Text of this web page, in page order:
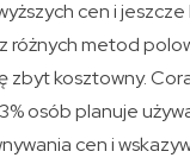
cen i
różnych metod
zbyt kosztowny.
osób planuje
cen i